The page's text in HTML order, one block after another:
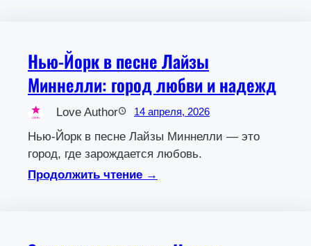
Нью-Йорк в песне Лайзы
Миннелли: город любви и надежд
Love Author 14 апреля, 2026
Нью-Йорк в песне Лайзы Миннелли — это
город, где зарождается любовь.
Продолжить чтение →